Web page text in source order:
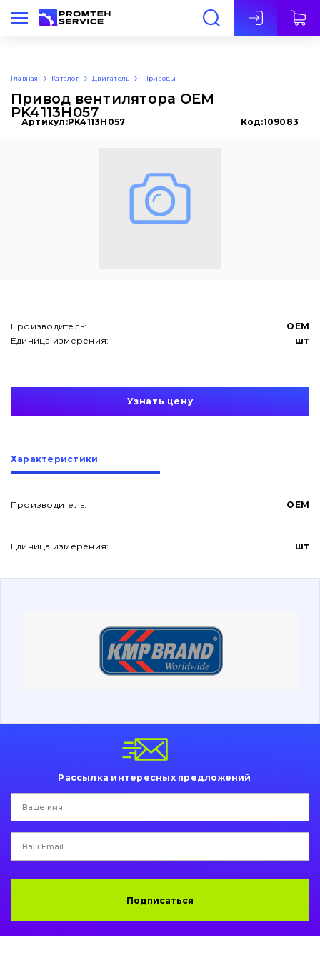
Рус
О нас
Контакты
Вакансии
Коронки, зубья, адаптера, пальцы, фиксаторы
Ножи, режущие кромки
Подушки амортизационные
Пальци и втулки
написати
зателефонувати
Главная Каталог Двигатель Приводы
Привод вентилятора OEM
PK4113H057
Артикул:PK4113H057 Код:109083
Производитель:
OEM
Единица измерения:
шт
Узнать цену
Характеристики
Производитель: OEM
Единица измерения: шт
Рассылка интересных предложений
Подписаться